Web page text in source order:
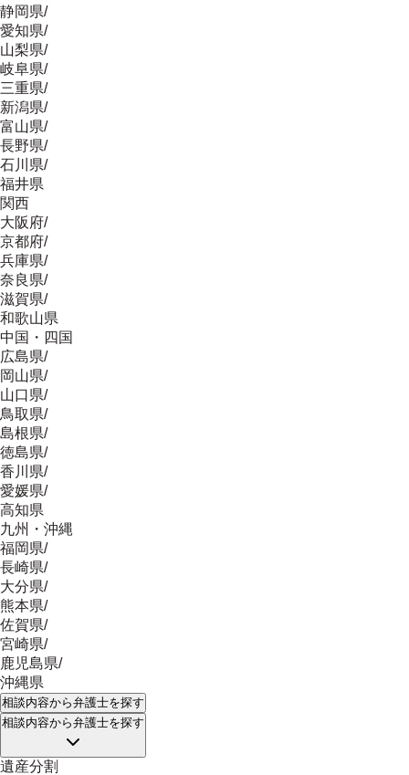
静岡県/
愛知県/
山梨県/
岐阜県/
三重県/
新潟県/
富山県/
長野県/
石川県/
福井県
関西
大阪府/
京都府/
兵庫県/
奈良県/
滋賀県/
和歌山県
中国・四国
広島県/
岡山県/
山口県/
鳥取県/
島根県/
徳島県/
香川県/
愛媛県/
高知県
九州・沖縄
福岡県/
長崎県/
大分県/
熊本県/
佐賀県/
宮崎県/
鹿児島県/
沖縄県
相談内容から弁護士を探す
相談内容から弁護士を探す
遺産分割